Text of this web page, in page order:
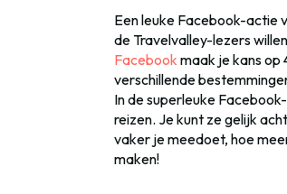
Een leuke Facebook-actie
de Travelvalley-lezers
Facebook maak je kans op
verschillende
In de superleuke
reizen. Je kunt ze gelijk
vaker je meedoet, hoe
maken!